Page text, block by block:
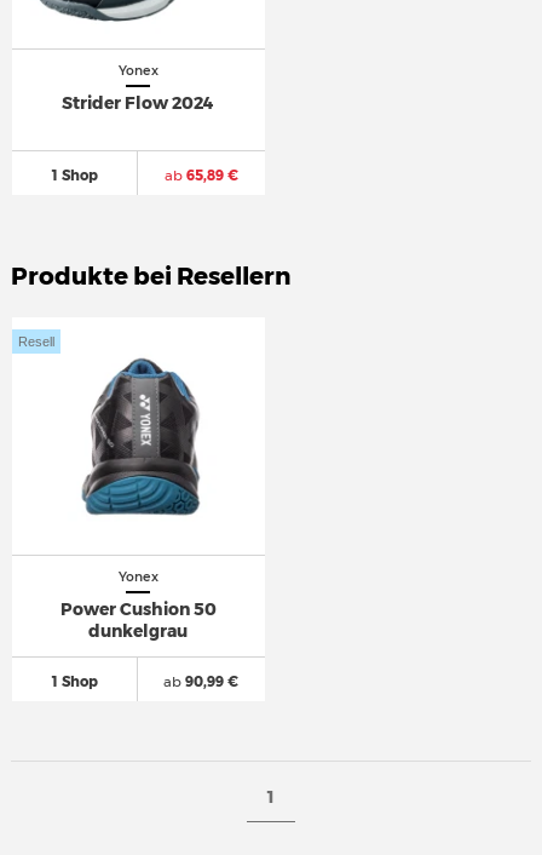
Yonex
Strider Flow 2024
1 Shop ab65,89 €
Produkte bei Resellern
Yonex
Power Cushion 50
dunkelgrau
1 Shop
Resell
ab 90,99 €
1